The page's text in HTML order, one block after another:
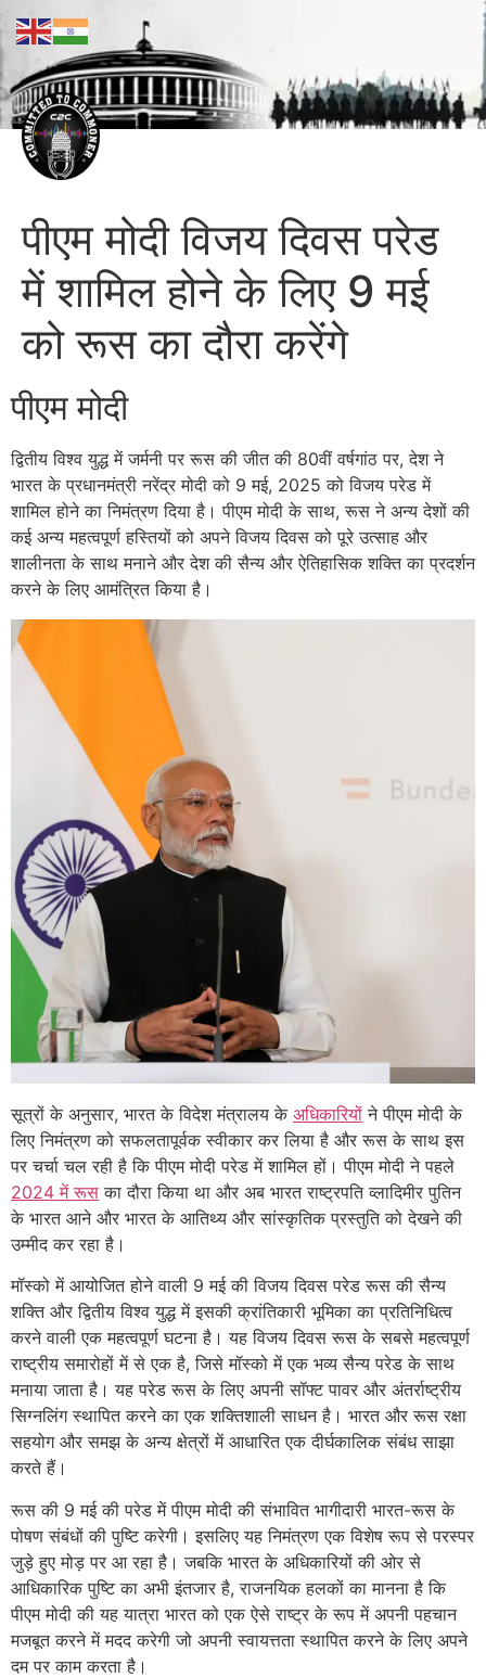
पीएम मोदी विजय दिवस परेड
में शामिल होने के लिए 9 मई
को रूस का दौरा करेंगे
पीएम मोदी
द्वितीय विश्व युद्ध में जर्मनी पर रूस की जीत की 80वीं वर्षगांठ पर, देश ने
भारत के प्रधानमंत्री नरेंद्र मोदी को 9 मई, 2025 को विजय परेड में
शामिल होने का निमंत्रण दिया है। पीएम मोदी के साथ, रूस ने अन्य देशों की
कई अन्य महत्वपूर्ण हस्तियों को अपने विजय दिवस को पूरे उत्साह और
शालीनता के साथ मनाने और देश की सैन्य और ऐतिहासिक शक्ति का प्रदर्शन
करने के लिए आमंत्रित किया है।
सूत्रों के अनुसार, भारत के विदेश मंत्रालय के अधिकारियों ने पीएम मोदी के
लिए निमंत्रण को सफलतापूर्वक स्वीकार कर लिया है और रूस के साथ इस
पर चर्चा चल रही है कि पीएम मोदी परेड में शामिल हों। पीएम मोदी ने पहले
2024 में रूस का दौरा किया था और अब भारत राष्ट्रपति व्लादिमीर पुतिन
के भारत आने और भारत के आतिथ्य और सांस्कृतिक प्रस्तुति को देखने की
उम्मीद कर रहा है।
मॉस्को में आयोजित होने वाली 9 मई की विजय दिवस परेड रूस की सैन्य
शक्ति और द्वितीय विश्व युद्ध में इसकी क्रांतिकारी भूमिका का प्रतिनिधित्व
करने वाली एक महत्वपूर्ण घटना है। यह विजय दिवस रूस के सबसे महत्वपूर्ण
राष्ट्रीय समारोहों में से एक है, जिसे मॉस्को में एक भव्य सैन्य परेड के साथ
मनाया जाता है। यह परेड रूस के लिए अपनी सॉफ्ट पावर और अंतर्राष्ट्रीय
सिग्नलिंग स्थापित करने का एक शक्तिशाली साधन है। भारत और रूस रक्षा
सहयोग और समझ के अन्य क्षेत्रों में आधारित एक दीर्घकालिक संबंध साझा
करते हैं।
रूस की 9 मई की परेड में पीएम मोदी की संभावित भागीदारी भारत-रूस के
पोषण संबंधों की पुष्टि करेगी। इसलिए यह निमंत्रण एक विशेष रूप से परस्पर
जुड़े हुए मोड़ पर आ रहा है। जबकि भारत के अधिकारियों की ओर से
आधिकारिक पुष्टि का अभी इंतजार है, राजनयिक हलकों का मानना ​​है कि
पीएम मोदी की यह यात्रा भारत को एक ऐसे राष्ट्र के रूप में अपनी पहचान
मजबूत करने में मदद करेगी जो अपनी स्वायत्तता स्थापित करने के लिए अपने
दम पर काम करता है।